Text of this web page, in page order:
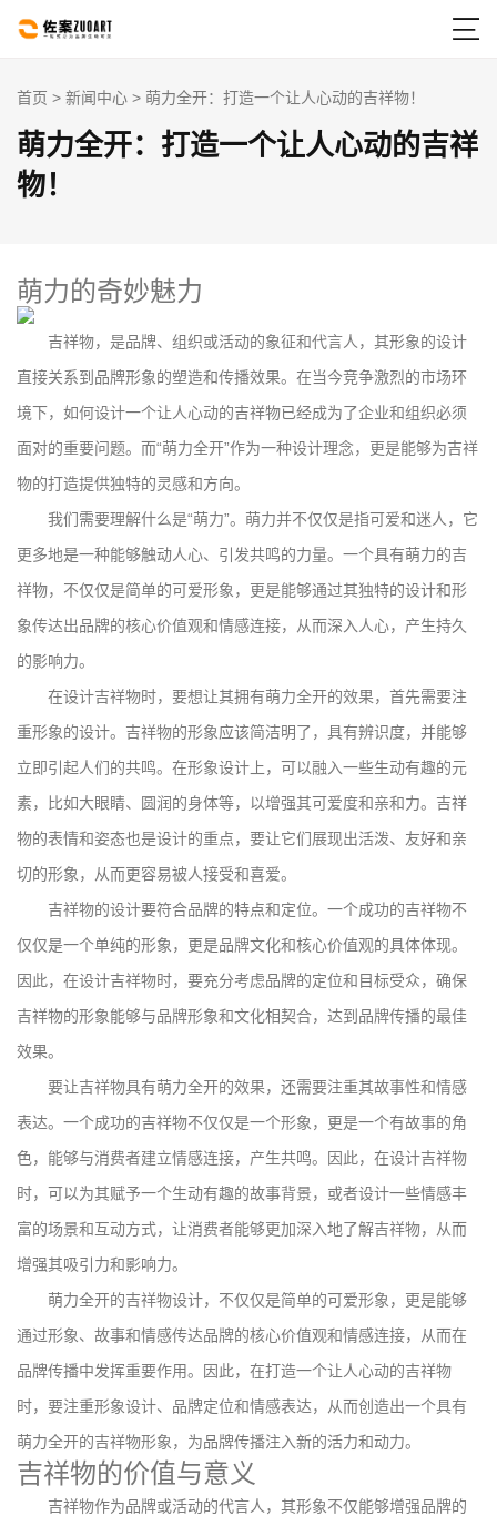

首页 > 新闻中心 > 萌力全开：打造一个让人心动的吉祥物！
萌力全开：打造一个让人心动的吉祥
物！
萌力的奇妙魅力
吉祥物，是品牌、组织或活动的象征和代言人，其形象的设计
直接关系到品牌形象的塑造和传播效果。在当今竞争激烈的市场环
境下，如何设计一个让人心动的吉祥物已经成为了企业和组织必须
面对的重要问题。而“萌力全开”作为一种设计理念，更是能够为吉祥
物的打造提供独特的灵感和方向。
我们需要理解什么是“萌力”。萌力并不仅仅是指可爱和迷人，它
更多地是一种能够触动人心、引发共鸣的力量。一个具有萌力的吉
祥物，不仅仅是简单的可爱形象，更是能够通过其独特的设计和形
象传达出品牌的核心价值观和情感连接，从而深入人心，产生持久
的影响力。
在设计吉祥物时，要想让其拥有萌力全开的效果，首先需要注
重形象的设计。吉祥物的形象应该简洁明了，具有辨识度，并能够
立即引起人们的共鸣。在形象设计上，可以融入一些生动有趣的元
素，比如大眼睛、圆润的身体等，以增强其可爱度和亲和力。吉祥
物的表情和姿态也是设计的重点，要让它们展现出活泼、友好和亲
切的形象，从而更容易被人接受和喜爱。
吉祥物的设计要符合品牌的特点和定位。一个成功的吉祥物不
仅仅是一个单纯的形象，更是品牌文化和核心价值观的具体体现。
因此，在设计吉祥物时，要充分考虑品牌的定位和目标受众，确保
吉祥物的形象能够与品牌形象和文化相契合，达到品牌传播的最佳
效果。
要让吉祥物具有萌力全开的效果，还需要注重其故事性和情感
表达。一个成功的吉祥物不仅仅是一个形象，更是一个有故事的角
色，能够与消费者建立情感连接，产生共鸣。因此，在设计吉祥物
时，可以为其赋予一个生动有趣的故事背景，或者设计一些情感丰
富的场景和互动方式，让消费者能够更加深入地了解吉祥物，从而
增强其吸引力和影响力。
萌力全开的吉祥物设计，不仅仅是简单的可爱形象，更是能够
通过形象、故事和情感传达品牌的核心价值观和情感连接，从而在
品牌传播中发挥重要作用。因此，在打造一个让人心动的吉祥物
时，要注重形象设计、品牌定位和情感表达，从而创造出一个具有
萌力全开的吉祥物形象，为品牌传播注入新的活力和动力。
吉祥物的价值与意义
吉祥物作为品牌或活动的代言人，其形象不仅能够增强品牌的